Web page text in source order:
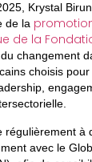
Krystal
de la
de la
changement
choisis pour
régulièrement à
avec le